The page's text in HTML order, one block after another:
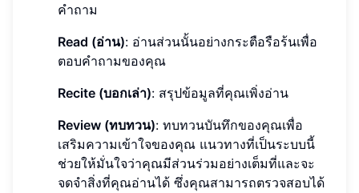
คำถาม
Read (อ่าน): อ่านส่วนนั้นอย่างกระตือรือร้นเพื่อ
ตอบคำถามของคุณ
Recite (บอกเล่า): สรุปข้อมูลที่คุณเพิ่งอ่าน
Review (ทบทวน): ทบทวนบันทึกของคุณเพื่อ
เสริมความเข้าใจของคุณ แนวทางที่เป็นระบบนี้
ช่วยให้มั่นใจว่าคุณมีส่วนร่วมอย่างเต็มที่และจะ
จดจำสิ่งที่คุณอ่านได้ ซึ่งคุณสามารถตรวจสอบได้